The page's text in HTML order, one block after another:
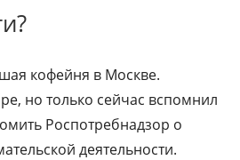
кофейня в Москве.
но только сейчас вспомнил
Роспотребнадзор о
деятельности.